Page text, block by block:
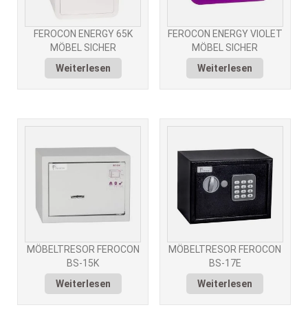
FEROCON ENERGY 65K
MÖBEL SICHER
Weiterlesen
FEROCON ENERGY VIOLET
MÖBEL SICHER
Weiterlesen
MÖBELTRESOR FEROCON
BS-15K
Weiterlesen
MÖBELTRESOR FEROCON
BS-17E
Weiterlesen